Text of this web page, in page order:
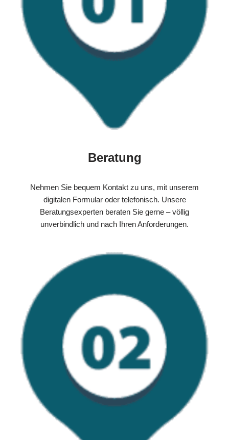
Beratung
Nehmen Sie bequem Kontakt zu uns, mit unserem
digitalen Formular oder telefonisch. Unsere
Beratungsexperten beraten Sie gerne – völlig
unverbindlich und nach Ihren Anforderungen.